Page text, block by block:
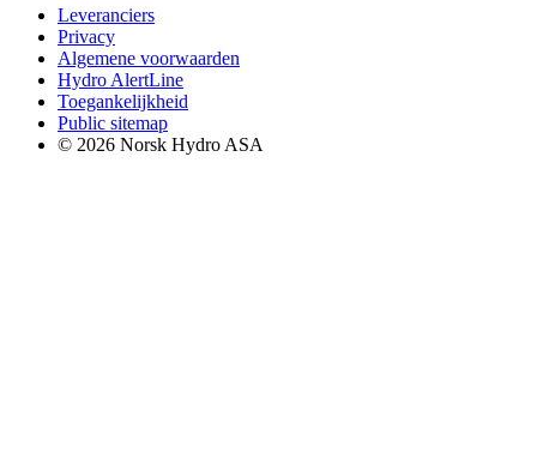
Leveranciers
Privacy
Algemene voorwaarden
Hydro AlertLine
Toegankelijkheid
Public sitemap
© 2026 Norsk Hydro ASA